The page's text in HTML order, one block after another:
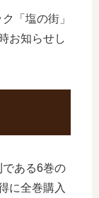
「塩の街」
お知らせし
ある6巻の
に全巻購入